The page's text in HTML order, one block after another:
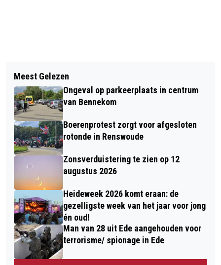
BURGEMEESTER VERHULST IS VOOR
GEDEELTELIJK VUURWERKVERBOD IN
EDE
CLAIR OBSCUR: CLASSIC MEETS
METAL
Meest Gelezen
Ongeval op parkeerplaats in centrum
van Bennekom
Boerenprotest zorgt voor afgesloten
rotonde in Renswoude
Zonsverduistering te zien op 12
augustus 2026
Heideweek 2026 komt eraan: de
gezelligste week van het jaar voor jong
én oud!
Man van 28 uit Ede aangehouden voor
terrorisme/ spionage in Ede